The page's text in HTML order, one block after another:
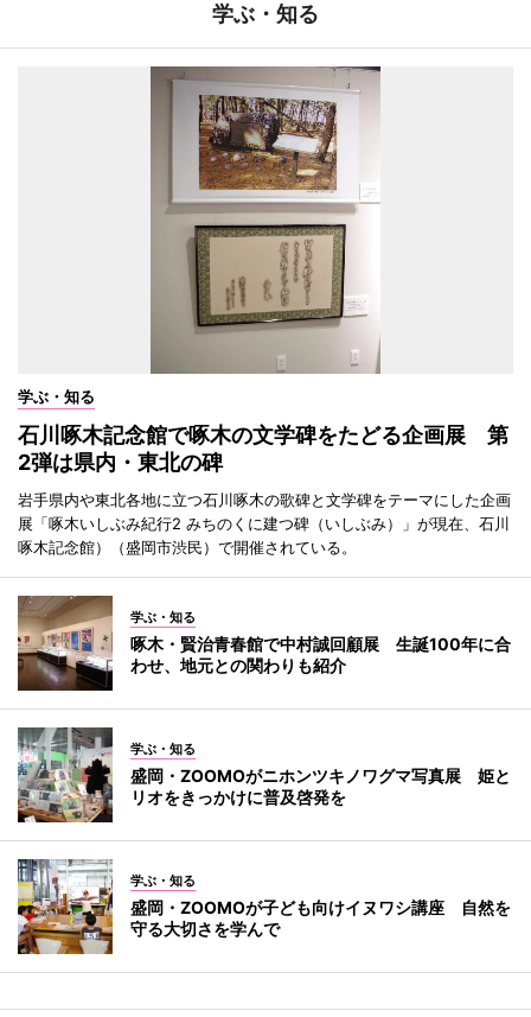
学ぶ・知る
学ぶ・知る
石川啄木記念館で啄木の文学碑をたどる企画展 第
2弾は県内・東北の碑
岩手県内や東北各地に立つ石川啄木の歌碑と文学碑をテーマにした企画
展「啄木いしぶみ紀行2 みちのくに建つ碑（いしぶみ）」が現在、石川
啄木記念館）（盛岡市渋民）で開催されている。
学ぶ・知る
啄木・賢治青春館で中村誠回顧展 生誕100年に合
わせ、地元との関わりも紹介
学ぶ・知る
盛岡・ZOOMOがニホンツキノワグマ写真展 姫と
リオをきっかけに普及啓発を
学ぶ・知る
盛岡・ZOOMOが子ども向けイヌワシ講座 自然を
守る大切さを学んで